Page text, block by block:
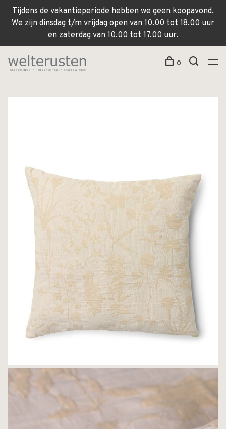
Tijdens de vakantieperiode hebben we geen koopavond.
We zijn dinsdag t/m vrijdag open van 10.00 tot 18.00 uur
en zaterdag van 10.00 tot 17.00 uur.
0